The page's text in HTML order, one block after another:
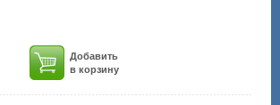
Добавить
в корзину